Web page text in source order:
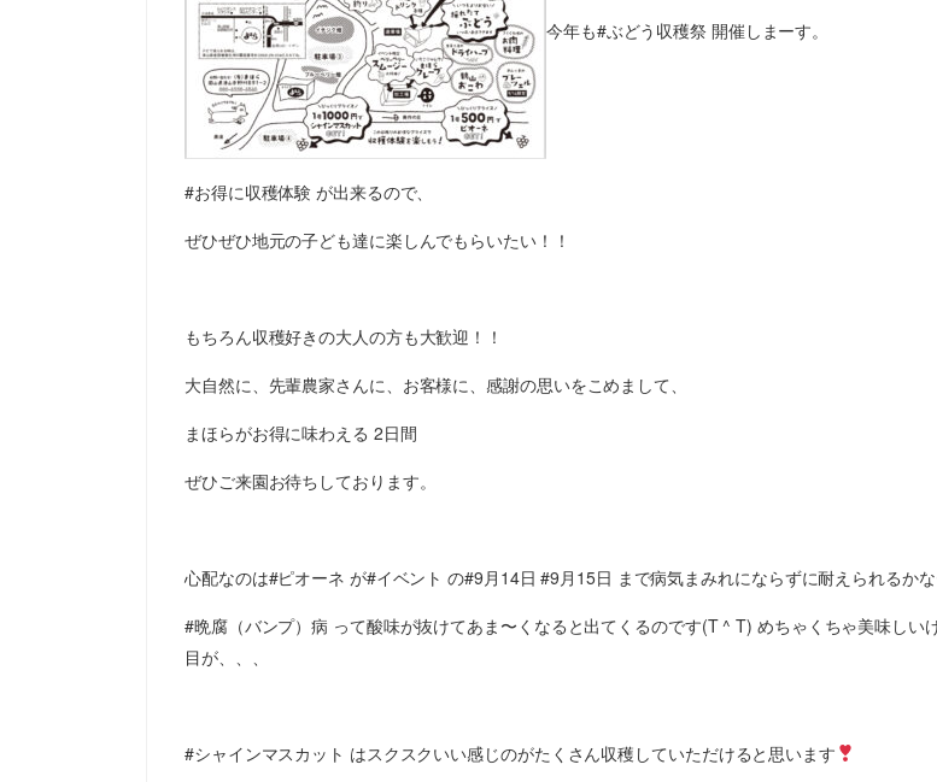
今年も#ぶどう収穫祭 開催しまーす。
#お得に収穫体験 が出来るので、
ぜひぜひ地元の子ども達に楽しんでもらいたい！！
もちろん収穫好きの大人の方も大歓迎！！
大自然に、先輩農家さんに、お客様に、感謝の思いをこめまして、
まほらがお得に味わえる 2日間
ぜひご来園お待ちしております。
心配なのは#ピオーネ が#イベント の#9月14日 #9月15日 まで病気まみれにならずに耐えられるか
#晩腐（バンプ）病 って酸味が抜けてあま〜くなると出てくるのです(T ^ T) めちゃくちゃ美味しい
目が、、、
#シャインマスカット はスクスクいい感じのがたくさん収穫していただけると思います